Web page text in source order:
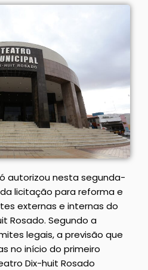
autorizou nesta segunda-
licitação para reforma e
externas e internas do
Rosado. Segundo a
legais, a previsão que
no início do primeiro
Dix-huit Rosado